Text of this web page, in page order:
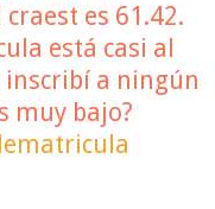
es 61.42.
está casi al
inscribí a ningún
muy bajo?